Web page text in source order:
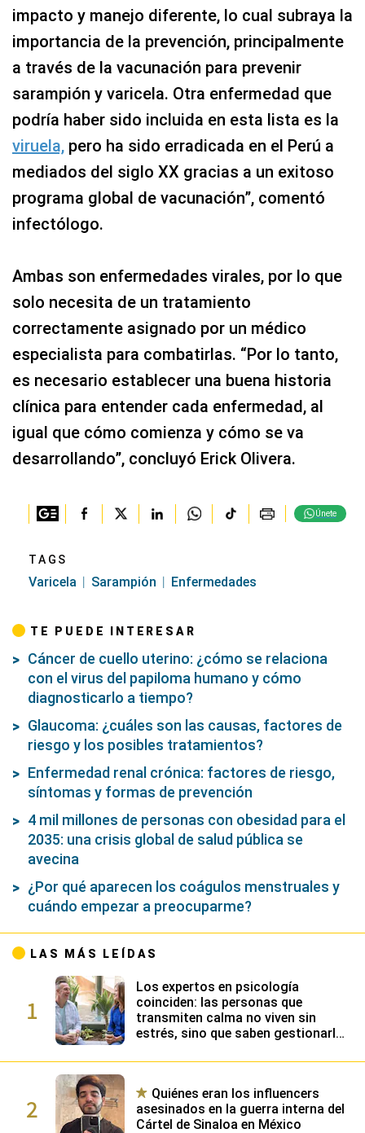
impacto y manejo diferente, lo cual subraya la
importancia de la prevención, principalmente
a través de la vacunación para prevenir
sarampión y varicela. Otra enfermedad que
podría haber sido incluida en esta lista es la
viruela, pero ha sido erradicada en el Perú a
mediados del siglo XX gracias a un exitoso
programa global de vacunación”, comentó
infectólogo.
Ambas son enfermedades virales, por lo que
solo necesita de un tratamiento
correctamente asignado por un médico
especialista para combatirlas. “Por lo tanto,
es necesario establecer una buena historia
clínica para entender cada enfermedad, al
igual que cómo comienza y cómo se va
desarrollando”, concluyó Erick Olivera.
Únete
TAGS
Varicela Sarampión Enfermedades
TE PUEDE INTERESAR
Cáncer de cuello uterino: ¿cómo se relaciona
con el virus del papiloma humano y cómo
diagnosticarlo a tiempo?
Glaucoma: ¿cuáles son las causas, factores de
riesgo y los posibles tratamientos?
Enfermedad renal crónica: factores de riesgo,
síntomas y formas de prevención
4 mil millones de personas con obesidad para el
2035: una crisis global de salud pública se
avecina
¿Por qué aparecen los coágulos menstruales y
cuándo empezar a preocuparme?
LAS MÁS LEÍDAS
1
Los expertos en psicología
coinciden: las personas que
transmiten calma no viven sin
estrés, sino que saben gestionarlo
emocional
2
Quiénes eran los influencers
asesinados en la guerra interna del
Cártel de Sinaloa en México